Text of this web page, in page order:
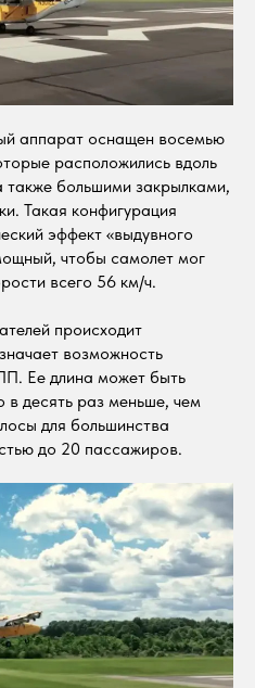
аппарат оснащен восемью
расположились вдоль
также большими закрылками,
Такая конфигурация
эффект «выдувного
чтобы самолет мог
всего 56 км/ч.
происходит
возможность
Ее длина может быть
в десять раз меньше, чем
для большинства
до 20 пассажиров.